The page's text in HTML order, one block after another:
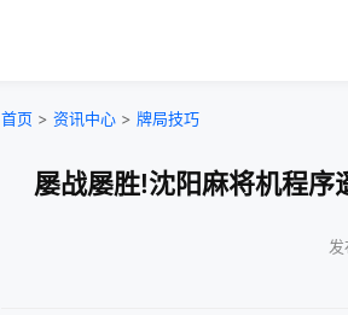
首页 > 资讯中心 > 牌局技巧
屡战屡胜!沈阳麻将机程序